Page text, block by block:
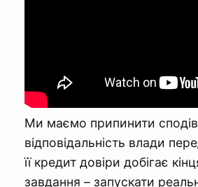
Ми маємо припинити
відповідальність влади
її кредит довіри добігає
завдання – запускати